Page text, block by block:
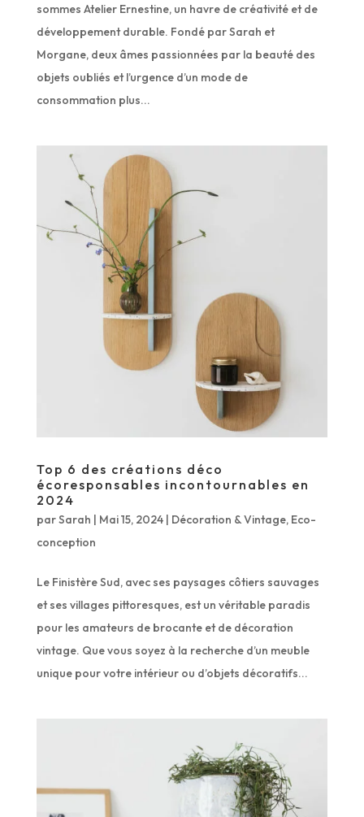
sommes Atelier Ernestine, un havre de créativité et de
développement durable. Fondé par Sarah et
Morgane, deux âmes passionnées par la beauté des
objets oubliés et l’urgence d’un mode de
consommation plus...
Top 6 des créations déco
écoresponsables incontournables en
2024
parSarah | Mai 15, 2024| Décoration & Vintage, Eco-
conception
Le Finistère Sud, avec ses paysages côtiers sauvages
et ses villages pittoresques, est un véritable paradis
pour les amateurs de brocante et de décoration
vintage. Que vous soyez à la recherche d’un meuble
unique pour votre intérieur ou d’objets décoratifs...